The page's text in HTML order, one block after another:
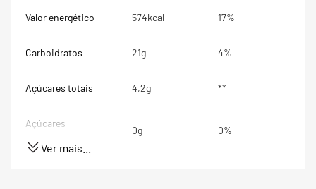
Valor energético 574kcal 17%
Carboidratos 21g 4%
Açúcares totais 4,2g **
Açúcares
0g 0%
Ver mais...